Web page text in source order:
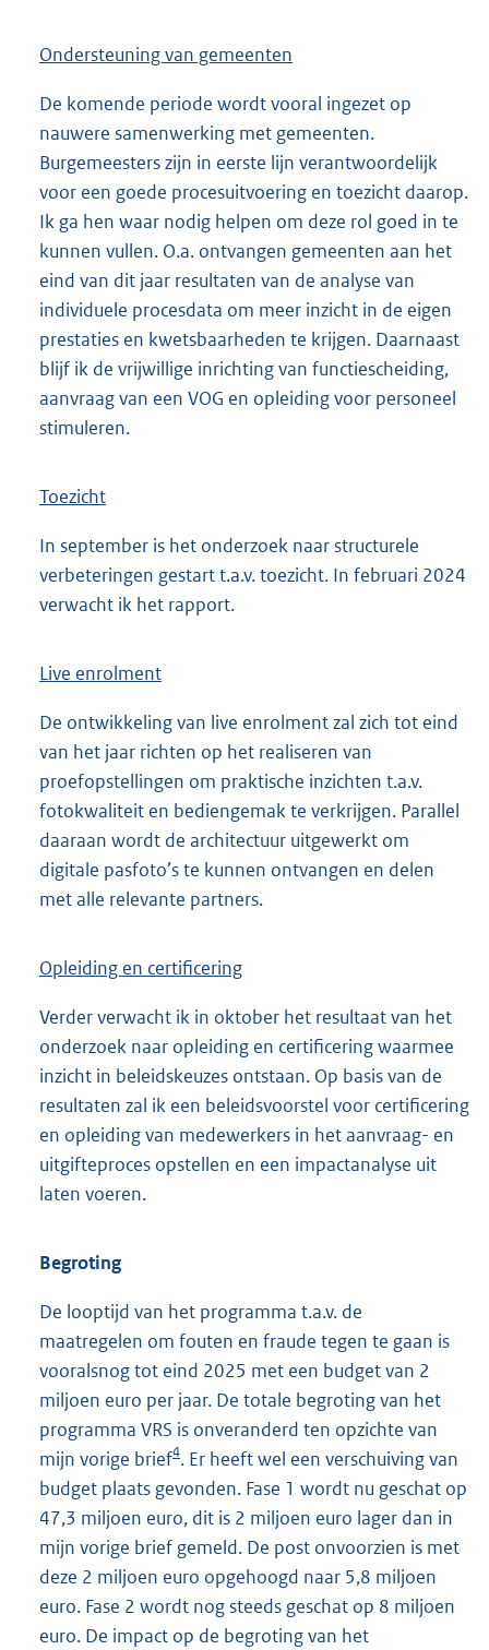
Ondersteuning van gemeenten
De komende periode wordt vooral ingezet op
nauwere samenwerking met gemeenten.
Burgemeesters zijn in eerste lijn verantwoordelijk
voor een goede procesuitvoering en toezicht daarop.
Ik ga hen waar nodig helpen om deze rol goed in te
kunnen vullen. O.a. ontvangen gemeenten aan het
eind van dit jaar resultaten van de analyse van
individuele procesdata om meer inzicht in de eigen
prestaties en kwetsbaarheden te krijgen. Daarnaast
blijf ik de vrijwillige inrichting van functiescheiding,
aanvraag van een VOG en opleiding voor personeel
stimuleren.
Toezicht
In september is het onderzoek naar structurele
verbeteringen gestart t.a.v. toezicht. In februari 2024
verwacht ik het rapport.
Live enrolment
De ontwikkeling van live enrolment zal zich tot eind
van het jaar richten op het realiseren van
proefopstellingen om praktische inzichten t.a.v.
fotokwaliteit en bediengemak te verkrijgen. Parallel
daaraan wordt de architectuur uitgewerkt om
digitale pasfoto’s te kunnen ontvangen en delen
met alle relevante partners.
Opleiding en certificering
Verder verwacht ik in oktober het resultaat van het
onderzoek naar opleiding en certificering waarmee
inzicht in beleidskeuzes ontstaan. Op basis van de
resultaten zal ik een beleidsvoorstel voor certificering
en opleiding van medewerkers in het aanvraag- en
uitgifteproces opstellen en een impactanalyse uit
laten voeren.
Begroting
De looptijd van het programma t.a.v. de
maatregelen om fouten en fraude tegen te gaan is
vooralsnog tot eind 2025 met een budget van 2
miljoen euro per jaar. De totale begroting van het
programma VRS is onveranderd ten opzichte van
mijn vorige brief4. Er heeft wel een verschuiving van
budget plaats gevonden. Fase 1 wordt nu geschat op
47,3 miljoen euro, dit is 2 miljoen euro lager dan in
mijn vorige brief gemeld. De post onvoorzien is met
deze 2 miljoen euro opgehoogd naar 5,8 miljoen
euro. Fase 2 wordt nog steeds geschat op 8 miljoen
euro. De impact op de begroting van het